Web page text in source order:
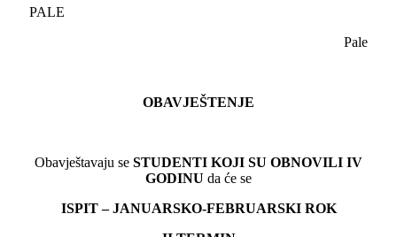
PALE
Pale
OBAVJEŠTENJE
Obavještavaju se STUDENTI KOJI SU OBNOVILI IV
GODINU da će se
ISPIT – JANUARSKO-FEBRUARSKI ROK